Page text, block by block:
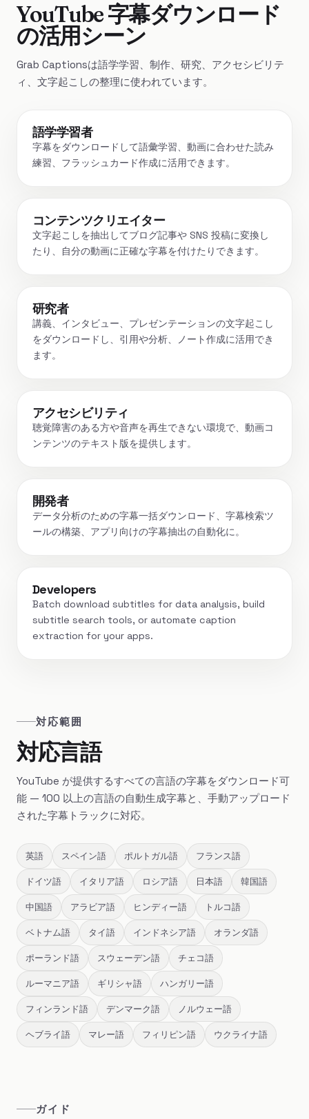
YouTube 字幕ダウンロード
の活用シーン
Grab Captionsは語学学習、制作、研究、アクセシビリテ
ィ、文字起こしの整理に使われています。
語学学習者
字幕をダウンロードして語彙学習、動画に合わせた読み
練習、フラッシュカード作成に活用できます。
コンテンツクリエイター
文字起こしを抽出してブログ記事や SNS 投稿に変換し
たり、自分の動画に正確な字幕を付けたりできます。
研究者
講義、インタビュー、プレゼンテーションの文字起こし
をダウンロードし、引用や分析、ノート作成に活用でき
ます。
アクセシビリティ
聴覚障害のある方や音声を再生できない環境で、動画コ
ンテンツのテキスト版を提供します。
開発者
データ分析のための字幕一括ダウンロード、字幕検索ツ
ールの構築、アプリ向けの字幕抽出の自動化に。
Developers
Batch download subtitles for data analysis, build
subtitle search tools, or automate caption
extraction for your apps.
対応範囲
対応言語
YouTube が提供するすべての言語の字幕をダウンロード可
能 — 100 以上の言語の自動生成字幕と、手動アップロード
された字幕トラックに対応。
英語 スペイン語 ポルトガル語 フランス語
ドイツ語 イタリア語 ロシア語 日本語 韓国語
中国語 アラビア語 ヒンディー語 トルコ語
ベトナム語 タイ語 インドネシア語 オランダ語
ポーランド語 スウェーデン語 チェコ語
ルーマニア語 ギリシャ語 ハンガリー語
フィンランド語 デンマーク語 ノルウェー語
ヘブライ語 マレー語 フィリピン語 ウクライナ語
ガイド